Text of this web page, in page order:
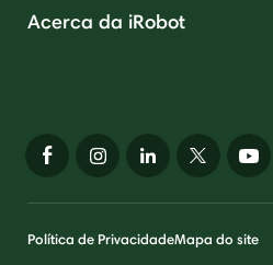
Acerca da iRobot
Política de PrivacidadeMapa do site